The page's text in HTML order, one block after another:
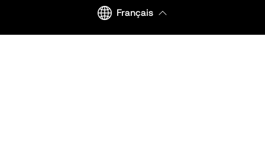
Français